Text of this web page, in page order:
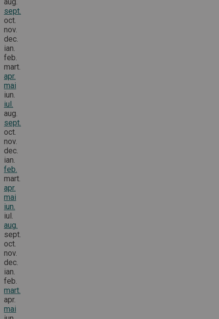
sept.
oct.
nov.
dec.
ian.
feb.
mart.
apr.
mai
iun.
iul.
aug.
sept.
oct.
nov.
dec.
ian.
feb.
mart.
apr.
mai
iun.
iul.
aug.
sept.
oct.
nov.
dec.
ian.
feb.
mart.
apr.
mai